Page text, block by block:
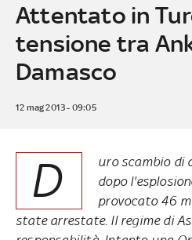
Attentato in
tensione tra
Damasco
12 mag 2013 - 09:05
D
uro scambio di
dopo
provocato 46
state arrestate. Il regime di